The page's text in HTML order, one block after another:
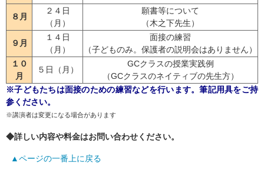
８月
２４日
（月）
願書等について
（木之下先生）
９月
１４日
（月）
面接の練習
（子どものみ。保護者の説明会はありません）
１０
月
５日（月）
GCクラスの授業実践例
（GCクラスのネイティブの先生方）
※子どもたちは面接のための練習などを行います。筆記用具をご持
参ください。
※講演者は変更になる場合があります
◆詳しい内容や料金はお問い合わせください。
▲ページの一番上に戻る